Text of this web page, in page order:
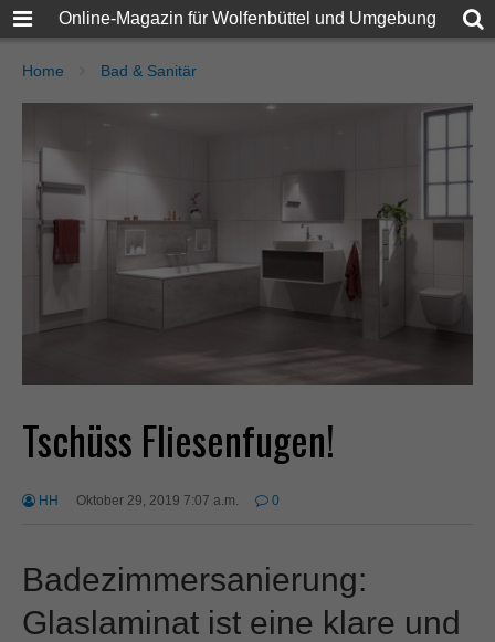
Online-Magazin für Wolfenbüttel und Umgebung
Home Bad & Sanitär
Tschüss Fliesenfugen!
HH Oktober 29, 2019 7:07 a.m. 0
Badezimmersanierung:
Glaslaminat ist eine klare und